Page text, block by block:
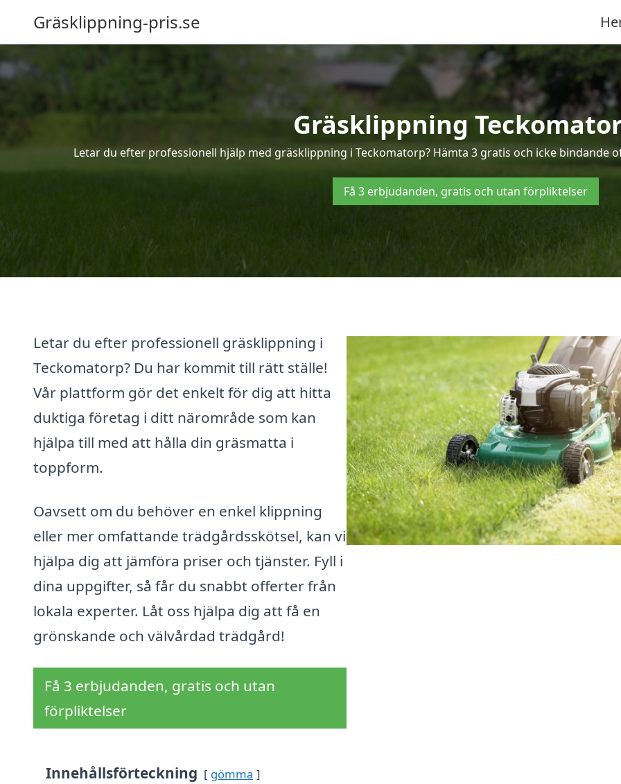
Gräsklippning-pris.se
Gräsklippning
Letar du efter professionell hjälp med gräsklippning i Teckomatorp? Hämta 3 gratis och icke bindande
Få 3 erbjudanden, gratis och utan förpliktelser
Letar du efter professionell gräsklippning i
Teckomatorp? Du har kommit till rätt ställe!
Vår plattform gör det enkelt för dig att hitta
duktiga företag i ditt närområde som kan
hjälpa till med att hålla din gräsmatta i
toppform.
Oavsett om du behöver en enkel klippning
eller mer omfattande trädgårdsskötsel, kan vi
hjälpa dig att jämföra priser och tjänster. Fyll i
dina uppgifter, så får du snabbt offerter från
lokala experter. Låt oss hjälpa dig att få en
grönskande och välvårdad trädgård!
Få 3 erbjudanden, gratis och utan
förpliktelser
Innehållsförteckning gömma